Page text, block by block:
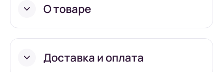
О товаре
Доставка и оплата